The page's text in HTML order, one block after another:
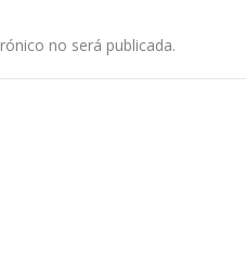
no será publicada.